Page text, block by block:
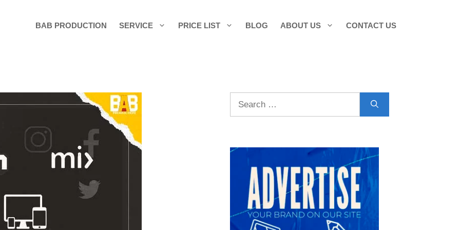
BAB PRODUCTION SERVICE PRICE LIST BLOG ABOUT US CONTACT US